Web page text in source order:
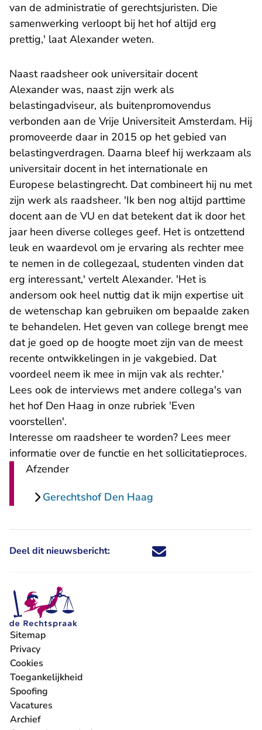
van de administratie of gerechtsjuristen. Die
samenwerking verloopt bij het hof altijd erg
prettig,' laat Alexander weten.
Naast raadsheer ook universitair docent
Alexander was, naast zijn werk als
belastingadviseur, als buitenpromovendus
verbonden aan de Vrije Universiteit Amsterdam. Hij
promoveerde daar in 2015 op het gebied van
belastingverdragen. Daarna bleef hij werkzaam als
universitair docent in het internationale en
Europese belastingrecht. Dat combineert hij nu met
zijn werk als raadsheer. 'Ik ben nog altijd parttime
docent aan de VU en dat betekent dat ik door het
jaar heen diverse colleges geef. Het is ontzettend
leuk en waardevol om je ervaring als rechter mee
te nemen in de collegezaal, studenten vinden dat
erg interessant,' vertelt Alexander. 'Het is
andersom ook heel nuttig dat ik mijn expertise uit
de wetenschap kan gebruiken om bepaalde zaken
te behandelen. Het geven van college brengt mee
dat je goed op de hoogte moet zijn van de meest
recente ontwikkelingen in je vakgebied. Dat
voordeel neem ik mee in mijn vak als rechter.'
Lees ook de interviews met andere collega's van
het hof Den Haag in onze rubriek 'Even
voorstellen'.
Interesse om raadsheer te worden? Lees meer
informatie over de functie en het sollicitatieproces.
Afzender
Gerechtshof Den Haag
Deel dit nieuwsbericht: Deel dit nieuwsbericht via X -
Deel dit nieuwsbericht via
Deel dit nieuwsbericht
Deel dit
Sitemap
Privacy
Cookies
Toegankelijkheid
Spoofing
Vacatures
- U verlaat Rechtspraak.nl
Archief